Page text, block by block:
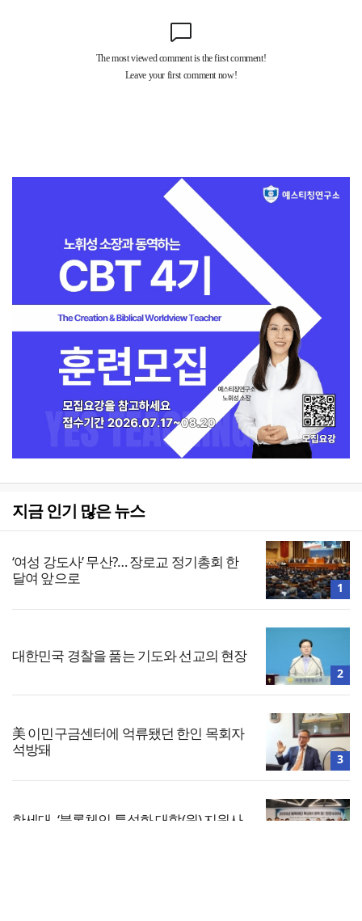
지금 인기 많은 뉴스
‘여성 강도사’ 무산?… 장로교 정기총회 한
달여 앞으로
1
대한민국 경찰을 품는 기도와 선교의 현장
2
美 이민구금센터에 억류됐던 한인 목회자
석방돼
3
한세대, ‘블록체인 특성화 대학(원) 지원사